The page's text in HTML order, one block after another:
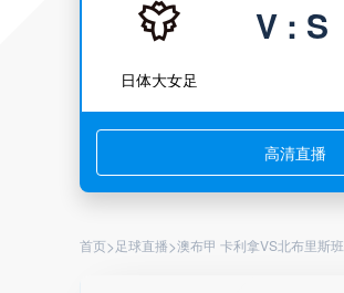
日体大女足
V : S
高清直播
首页> 足球直播>澳布甲 卡利拿VS北布里斯班